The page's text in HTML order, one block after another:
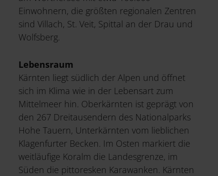
Einwohnern, die größten regionalen Zentren
sind Villach, St. Veit, Spittal an der Drau und
Wolfsberg.
Lebensraum
Kärnten liegt südlich der Alpen und öffnet
sich im Klima wie in der Lebensart zum
Mittelmeer hin. Oberkärnten ist geprägt von
den 267 Dreitausendern des Nationalparks
Hohe Tauern, Unterkärnten vom lieblichen
Klagenfurter Becken. Im Osten markiert die
weitläufige Koralm die Landesgrenze, im
Süden die pittoresken Karawanken. Kärnten